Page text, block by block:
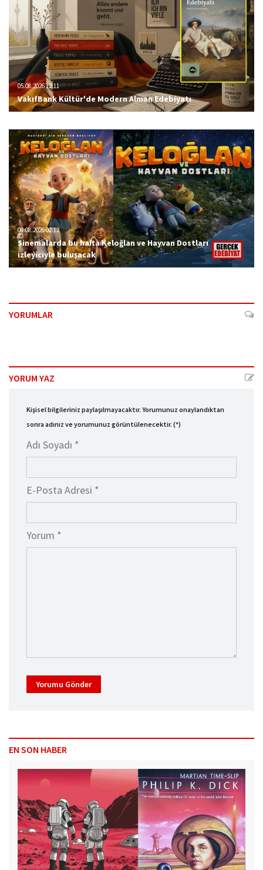
05.08.2026 12:11
VakıfBank Kültür'de Modern Alman Edebiyatı
08.08.2026 02:12
Sinemalarda bu hafta Keloğlan ve Hayvan Dostları
izleyiciyle buluşacak
YORUMLAR
YORUM YAZ
Kişisel bilgileriniz paylaşılmayacaktır. Yorumunuz onaylandıktan
sonra adınız ve yorumunuz görüntülenecektir. (*)
Adı Soyadı *
E-Posta Adresi *
Yorum *
Yorumu Gönder
EN SON HABER